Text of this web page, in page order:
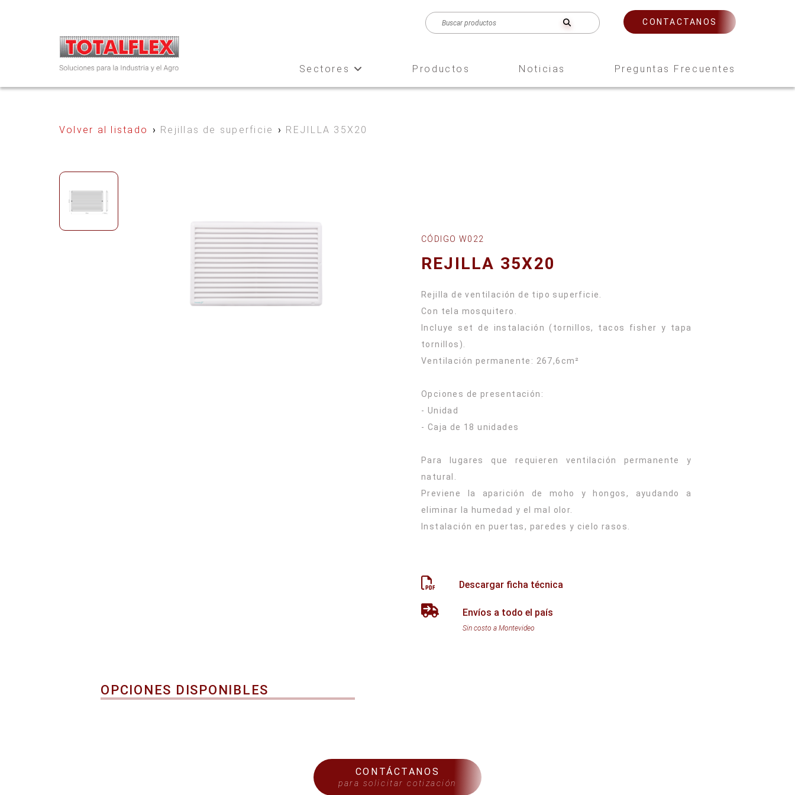
CONTACTANOS
Sectores Productos Noticias Preguntas Frecuentes
Volver al listado › Rejillas de superficie › REJILLA 35X20
CÓDIGO W022
REJILLA 35X20
Rejilla de ventilación de tipo superficie.
Con tela mosquitero.
Incluye set de instalación (tornillos, tacos fisher y tapa
tornillos).
Ventilación permanente: 267,6cm²
Opciones de presentación:
- Unidad
- Caja de 18 unidades
Para lugares que requieren ventilación permanente y
natural.
Previene la aparición de moho y hongos, ayudando a
eliminar la humedad y el mal olor.
Descargar ficha técnica
Envíos a todo el país
Sin costo a Montevideo
OPCIONES DISPONIBLES
CONTÁCTANOS
para solicitar cotización